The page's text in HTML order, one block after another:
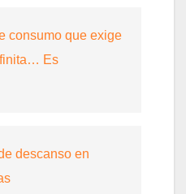
consumo que exige
Es
descanso en